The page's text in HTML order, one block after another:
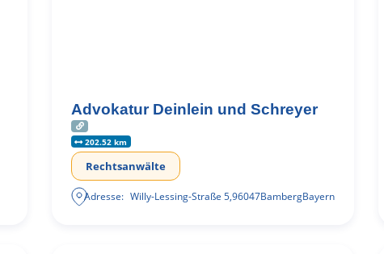
Advokatur Deinlein und Schreyer
202.52 km
Rechtsanwälte
Adresse: Willy-Lessing-Straße 5,96047BambergBayern